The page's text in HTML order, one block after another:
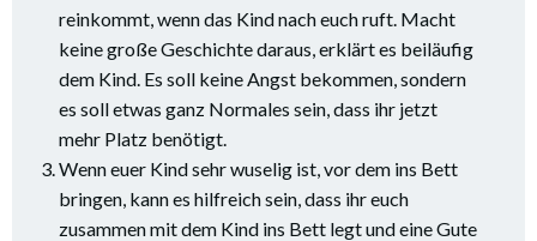
reinkommt, wenn das Kind nach euch ruft. Macht
keine große Geschichte daraus, erklärt es beiläufig
dem Kind. Es soll keine Angst bekommen, sondern
es soll etwas ganz Normales sein, dass ihr jetzt
mehr Platz benötigt.
Wenn euer Kind sehr wuselig ist, vor dem ins Bett
bringen, kann es hilfreich sein, dass ihr euch
zusammen mit dem Kind ins Bett legt und eine Gute